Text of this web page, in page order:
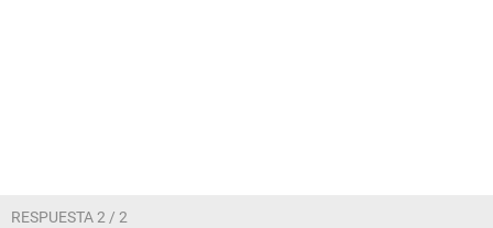
RESPUESTA 2 / 2